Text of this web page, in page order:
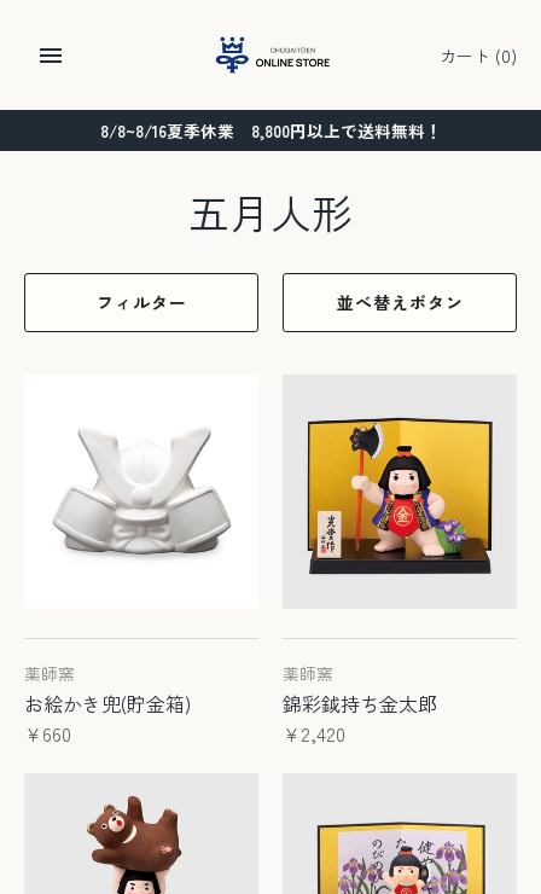
ン
カート (0)
8/8~8/16夏季休業 8,800円以上で送料無料！
五月人形
フィルター 並べ替えボタン
薬師窯
お絵かき兜(貯金箱)
¥660
薬師窯
錦彩鉞持ち金太郎
¥2,420